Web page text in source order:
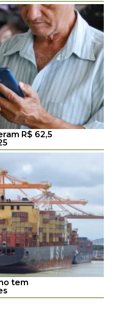
R$ 62,5
tem